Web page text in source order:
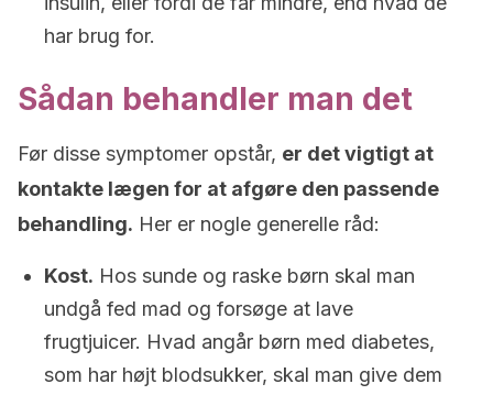
har brug for.
Sådan behandler man det
Før disse symptomer opstår, er det vigtigt at
kontakte lægen for at afgøre den passende
behandling. Her er nogle generelle råd:
Kost. Hos sunde og raske børn skal man
undgå fed mad og forsøge at lave
frugtjuicer. Hvad angår børn med diabetes,
som har højt blodsukker, skal man give dem